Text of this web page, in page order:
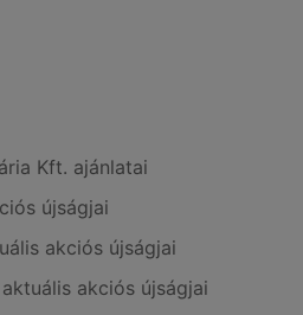
Kft. ajánlatai
újságjai
akciós újságjai
akciós újságjai